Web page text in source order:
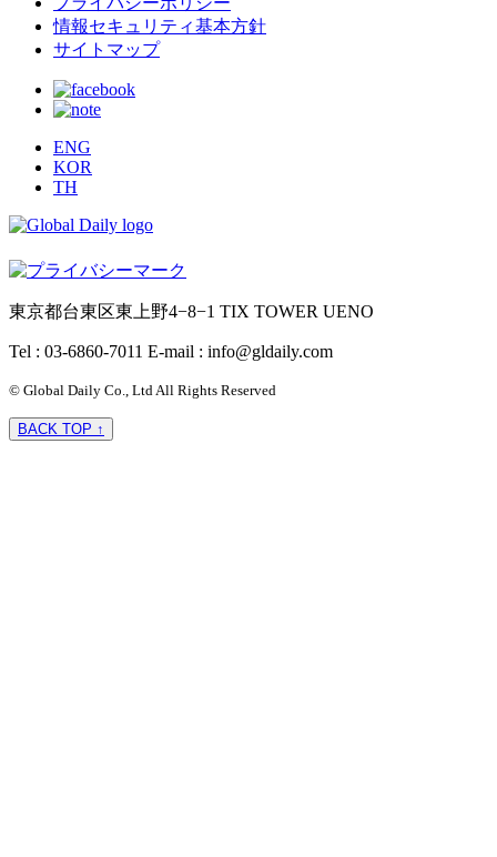
情報セキュリティ基本方針
サイトマップ
ENG
KOR
TH
東京都台東区東上野4−8−1 TIX TOWER UENO
Tel : 03-6860-7011 E-mail : info@gldaily.com
© Global Daily Co., Ltd All Rights Reserved
BACK TOP ↑